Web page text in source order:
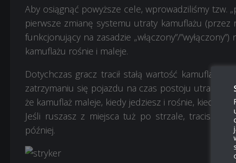
Aby osiągnąć powyższe cele, wprowadziliśmy tzw.
pierwsze zmianę systemu utraty kamuflażu
funkcjonujący na zasadzie „włączony”/
kamuflażu rośnie i maleje.
Dotychczas gracz tracił stałą wartość kamuflażu
zatrzymaniu się pojazdu na czas postoju utrata
że kamuflaż maleje, kiedy jedziesz i rośnie, kiedy
Jeśli ruszasz z miejsca tuż po strzale, tracisz
później.